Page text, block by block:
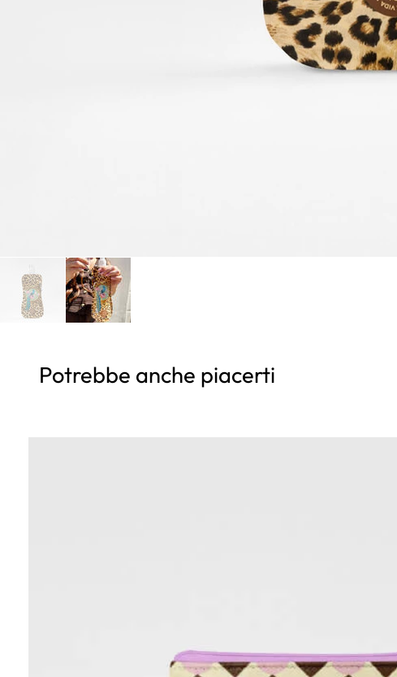
Potrebbe anche piacerti